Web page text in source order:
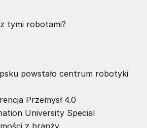
tymi robotami?
powstało centrum robotyki
Przemysł 4.0
University Special